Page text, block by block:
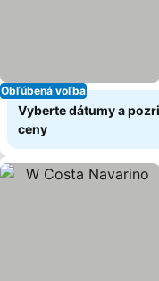
Obľúbená voľba
Vyberte dátumy a
ceny